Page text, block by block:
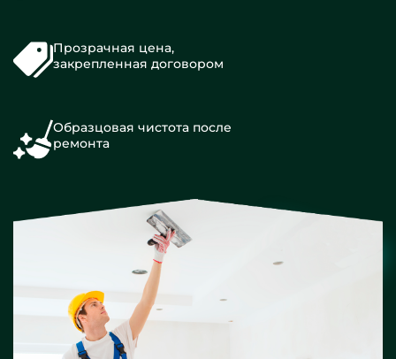
Прозрачная цена,
закрепленная договором
Образцовая чистота после
ремонта